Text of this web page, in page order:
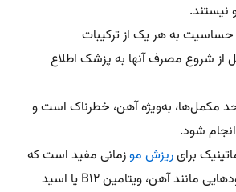
نیستند.
به هر یک از ترکیبات
از شروع مصرف آنها به پزشک اطلاع
مکمل‌ها، به‌ویژه آهن، خطرناک است و
شود.
برایریزش موزمانی مفید است که
علت ریزش کمبودهایی مانند آهن، ویتامین B12 یا اسید